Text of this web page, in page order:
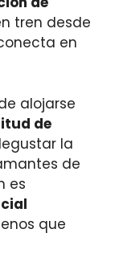
tren desde
en
alojarse
de
la
de
es
que